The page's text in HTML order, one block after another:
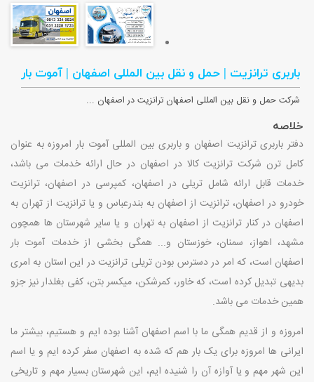
باربری ترانزیت | حمل و نقل بین المللی اصفهان | آموت بار
شرکت حمل و نقل بین المللی اصفهان ترانزیت در اصفهان ...
خلاصه
دفتر باربری ترانزیت اصفهان و باربری بین المللی آموت بار امروزه به عنوان
کامل ترن شرکت ترانزیت کالا در اصفهان در حال ارائه خدمات می باشد،
خدمات قابل ارائه شامل تریلی در اصفهان، کمپرسی در اصفهان، ترانزیت
خودرو در اصفهان، ترانزیت از اصفهان به بندرعباس و یا ترانزیت از تهران به
اصفهان در کنار ترانزیت از اصفهان به تهران و یا سایر شهرستان ها همچون
مشهد، اهواز، سمنان، خوزستان و... همگی بخشی از خدمات آموت بار
اصفهان است، که امر در دسترس بودن تریلی ترانزیت در این استان به امری
بدیهی تبدیل کرده است، که خاور، کمرشکن، میکسر بتن، کفی بغلدار نیز جزو
همین خدمات می باشد.
امروزه و از قدیم همگی ما با اسم اصفهان آشنا بوده ایم و هستیم، بیشتر ما
ایرانی ها امروزه برای یک بار هم که شده به اصفهان سفر کرده ایم و یا اسم
این شهر مهم و یا آوازه آن را شنیده ایم، این شهرستان بسیار مهم و تاریخی